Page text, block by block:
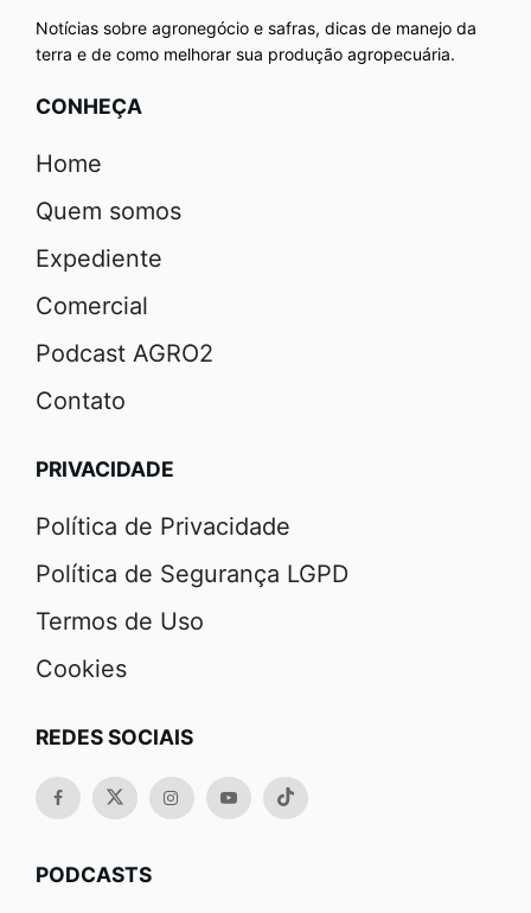
Notícias sobre agronegócio e safras, dicas de manejo da
terra e de como melhorar sua produção agropecuária.
CONHEÇA
Home
Quem somos
Expediente
Comercial
Podcast AGRO2
Contato
PRIVACIDADE
Política de Privacidade
Política de Segurança LGPD
Termos de Uso
Cookies
REDES SOCIAIS
PODCASTS